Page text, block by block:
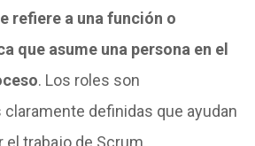
refiere a una función o
que asume una persona en el
. Los roles son
definidas que ayudan